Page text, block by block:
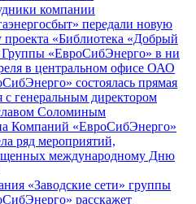
компании
передали новую
проекта «Библиотека «Добрый
Группы «ЕвроСибЭнерго» в ни
в центральном офисе ОАО
состоялась прямая
с генеральным директором
Соломиным
Компаний «ЕвроСибЭнерго»
ряд мероприятий,
международному Дню
«Заводские сети» группы
расскажет